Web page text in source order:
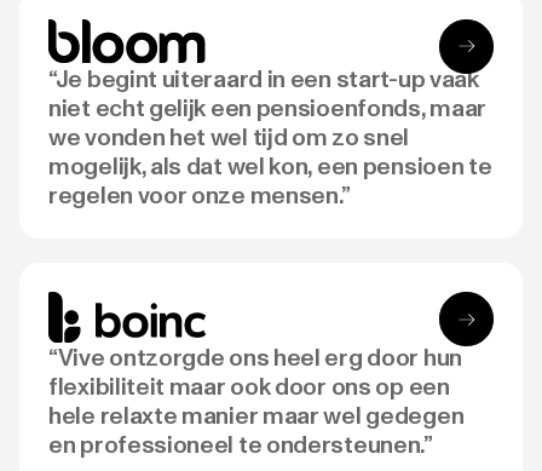
“Je begint uiteraard in een start-up vaak
niet echt gelijk een pensioenfonds, maar
we vonden het wel tijd om zo snel
mogelijk, als dat wel kon, een pensioen te
regelen voor onze mensen.”
“Vive ontzorgde ons heel erg door hun
flexibiliteit maar ook door ons op een
hele relaxte manier maar wel gedegen
en professioneel te ondersteunen.”